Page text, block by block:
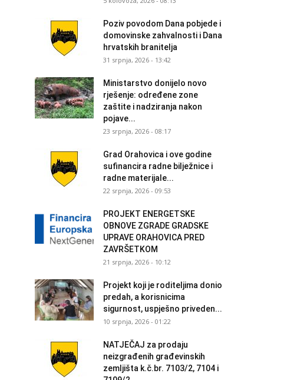
Poziv povodom Dana pobjede i
domovinske zahvalnosti i Dana
hrvatskih branitelja
31 srpnja, 2026 - 13:42
Ministarstvo donijelo novo
rješenje: određene zone
zaštite i nadziranja nakon
pojave...
23 srpnja, 2026 - 08:17
Grad Orahovica i ove godine
sufinancira radne bilježnice i
radne materijale...
22 srpnja, 2026 - 09:53
PROJEKT ENERGETSKE
OBNOVE ZGRADE GRADSKE
UPRAVE ORAHOVICA PRED
ZAVRŠETKOM
21 srpnja, 2026 - 10:12
Projekt koji je roditeljima donio
predah, a korisnicima
sigurnost, uspješno priveden...
10 srpnja, 2026 - 01:22
NATJEČAJ za prodaju
neizgrađenih građevinskih
zemljišta k.č.br. 7103/2, 7104 i